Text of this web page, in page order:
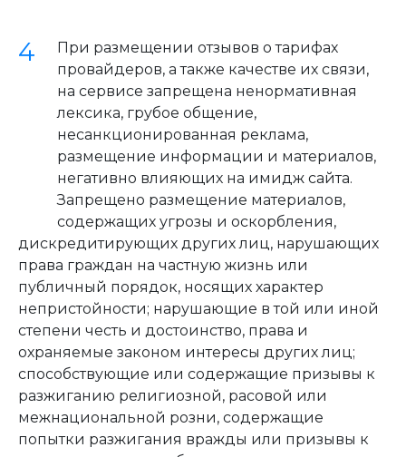
При размещении отзывов о тарифах
провайдеров, а также качестве их связи,
на сервисе запрещена ненормативная
лексика, грубое общение,
несанкционированная реклама,
размещение информации и материалов,
негативно влияющих на имидж сайта.
Запрещено размещение материалов,
содержащих угрозы и оскорбления,
дискредитирующих других лиц, нарушающих
права граждан на частную жизнь или
публичный порядок, носящих характер
непристойности; нарушающие в той или иной
степени честь и достоинство, права и
охраняемые законом интересы других лиц;
способствующие или содержащие призывы к
разжиганию религиозной, расовой или
межнациональной розни, содержащие
попытки разжигания вражды или призывы к